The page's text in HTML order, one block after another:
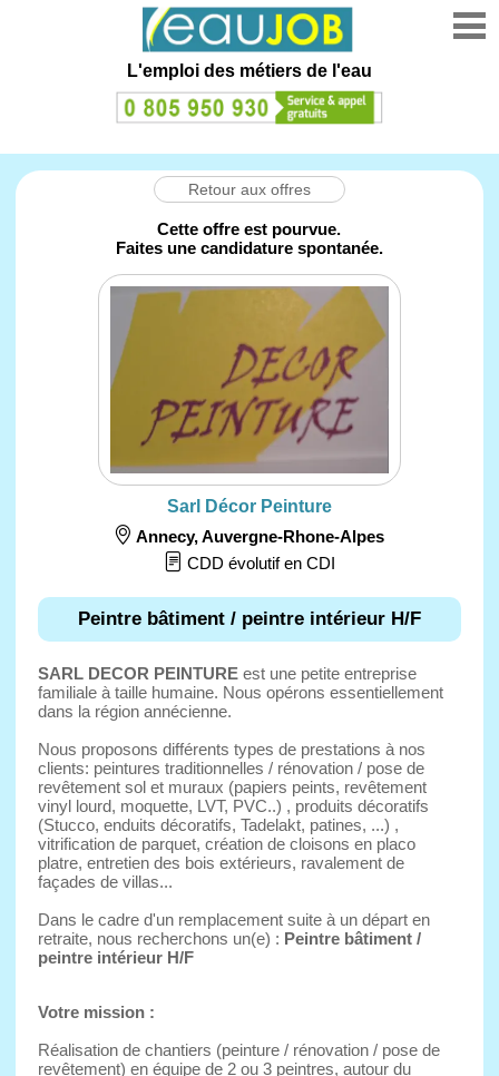
L'emploi des métiers de l'eau
Retour aux offres
Cette offre est pourvue.
Faites une candidature spontanée.
Sarl Décor Peinture
Annecy,Auvergne-Rhone-Alpes
CDD évolutif en CDI
Peintre bâtiment / peintre intérieur H/F
SARL DECOR PEINTUREest une petite entreprise
familiale à taille humaine. Nous opérons essentiellement
dans la région annécienne.
Nous proposons différents types de prestations à nos
clients: peintures traditionnelles / rénovation / pose de
revêtement sol et muraux (papiers peints, revêtement
vinyl lourd, moquette, LVT, PVC..) , produits décoratifs
(Stucco, enduits décoratifs, Tadelakt, patines, ...) ,
vitrification de parquet, création de cloisons en placo
platre, entretien des bois extérieurs, ravalement de
façades de villas...
Dans le cadre d'un remplacement suite à un départ en
retraite, nous recherchons un(e) : Peintre bâtiment /
peintre intérieur H/F
Votre mission :
Réalisation de chantiers (peinture / rénovation / pose de
revêtement) en équipe de 2 ou 3 peintres, autour du